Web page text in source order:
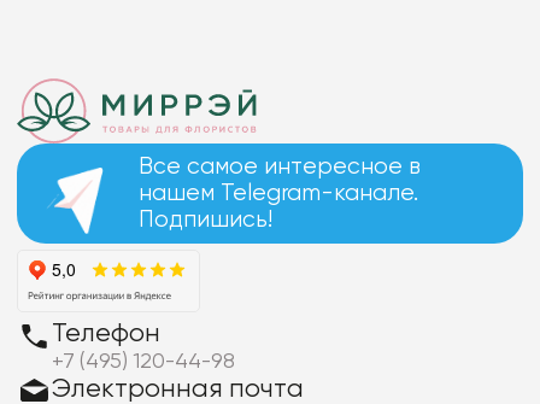
Все самое интересное в
нашем Telegram-канале.
Подпишись!
Телефон
+7 (495) 120-44-98
Электронная почта